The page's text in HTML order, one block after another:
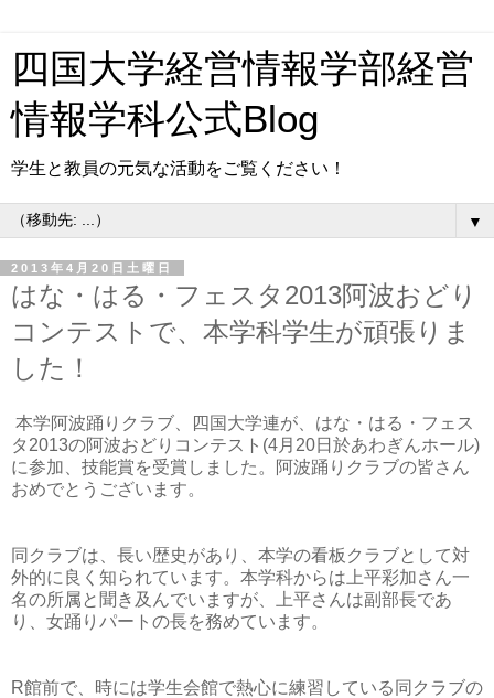
四国大学経営情報学部経営
情報学科公式Blog
学生と教員の元気な活動をご覧ください！
▼
2013年4月20日土曜日
はな・はる・フェスタ2013阿波おどり
コンテストで、本学科学生が頑張りま
した！
本学阿波踊りクラブ、四国大学連が、はな・はる・フェス
タ2013の阿波おどりコンテスト(4月20日於あわぎんホール)
に参加、技能賞を受賞しました。阿波踊りクラブの皆さん
おめでとうございます。
同クラブは、長い歴史があり、本学の看板クラブとして対
外的に良く知られています。本学科からは上平彩加さん一
名の所属と聞き及んでいますが、上平さんは副部長であ
り、女踊りパートの長を務めています。
R館前で、時には学生会館で熱心に練習している同クラブの